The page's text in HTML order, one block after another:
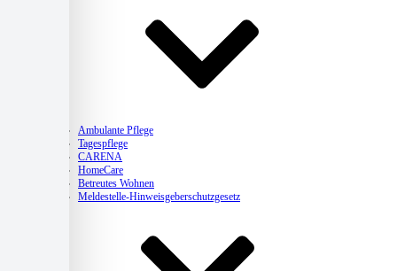
Ambulante Pflege
Tagespflege
CARENA
HomeCare
Betreutes Wohnen
Meldestelle-Hinweisgeberschutzgesetz